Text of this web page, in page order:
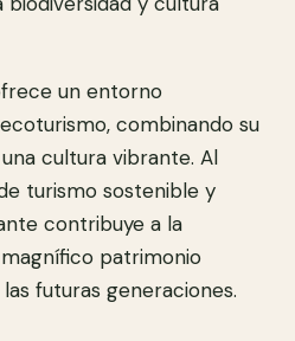
un entorno
combinando su
cultura vibrante. Al
turismo sostenible y
contribuye a la
patrimonio
futuras generaciones.